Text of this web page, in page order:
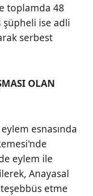
toplamda 48
şüpheli ise adli
serbest
OLAN
esnasında
eylem ile
Anayasal
etme